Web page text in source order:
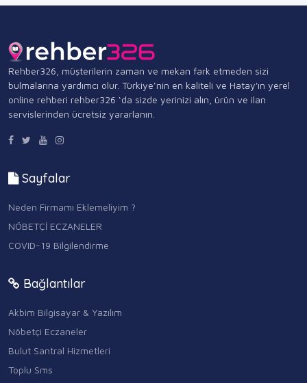
Rehber326, müşterilerin zaman ve mekan fark etmeden sizi
bulmalarına yardımcı olur. Türkiye’nin en kaliteli ve Hatay'ın yerel
online rehberi rehber326 ‘da sizde yerinizi alın, ürün ve ilan
servislerinden ücretsiz yararlanın.
Sayfalar
Neden Firmamı Eklemeliyim ?
NÖBETÇİ ECZANELER
COVID-19 Bilgilendirme
Bağlantılar
Akbim Bilgisayar & Yazılım
Nöbetçi Eczaneler
Bulut Santral Hizmetleri
Toplu Sms